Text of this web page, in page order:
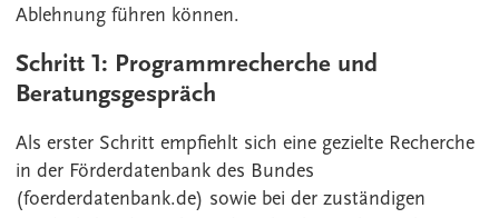
Ablehnung führen können.
Schritt 1: Programmrecherche und
Beratungsgespräch
Als erster Schritt empfiehlt sich eine gezielte Recherche
in der Förderdatenbank des Bundes
(foerderdatenbank.de) sowie bei der zuständigen